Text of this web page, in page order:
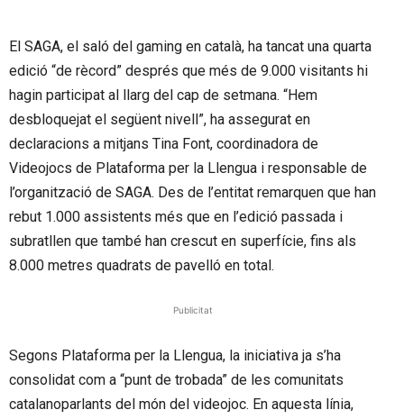
El SAGA, el saló del gaming en català, ha tancat una quarta
edició “de rècord” després que més de 9.000 visitants hi
hagin participat al llarg del cap de setmana. “Hem
desbloquejat el següent nivell”, ha assegurat en
declaracions a mitjans Tina Font, coordinadora de
Videojocs de Plataforma per la Llengua i responsable de
l’organització de SAGA. Des de l’entitat remarquen que han
rebut 1.000 assistents més que en l’edició passada i
subratllen que també han crescut en superfície, fins als
8.000 metres quadrats de pavelló en total.
Publicitat
Segons Plataforma per la Llengua, la iniciativa ja s’ha
consolidat com a “punt de trobada” de les comunitats
catalanoparlants del món del videojoc. En aquesta línia,